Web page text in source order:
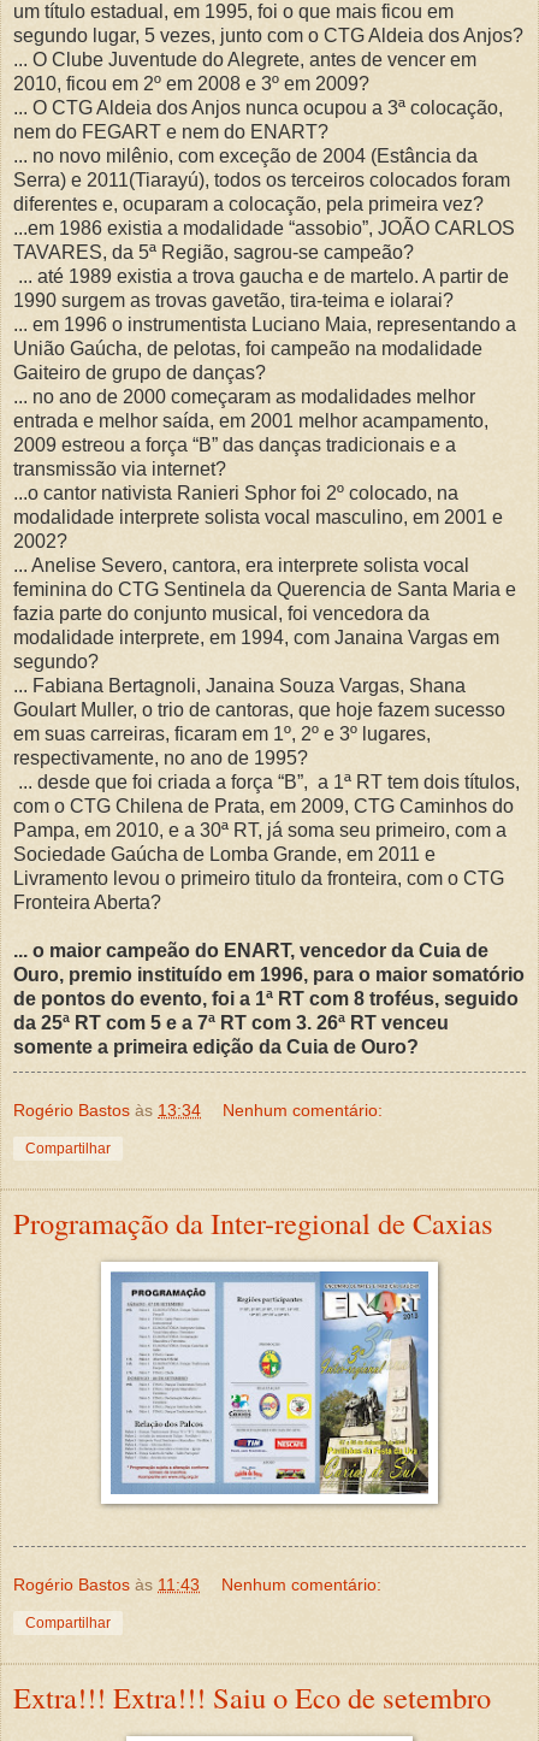
um título estadual, em 1995, foi o que mais ficou em
segundo lugar, 5 vezes, junto com o CTG Aldeia dos Anjos?
... O Clube Juventude do Alegrete, antes de vencer em
2010, ficou em 2º em 2008 e 3º em 2009?
... O CTG Aldeia dos Anjos nunca ocupou a 3ª colocação,
nem do FEGART e nem do ENART?
... no novo milênio, com exceção de 2004 (Estância da
Serra) e 2011(Tiarayú), todos os terceiros colocados foram
diferentes e, ocuparam a colocação, pela primeira vez?
...em 1986 existia a modalidade “assobio”, JOÃO CARLOS
TAVARES, da 5ª Região, sagrou-se campeão?
... até 1989 existia a trova gaucha e de martelo. A partir de
1990 surgem as trovas gavetão, tira-teima e iolarai?
... em 1996 o instrumentista Luciano Maia, representando a
União Gaúcha, de pelotas, foi campeão na modalidade
Gaiteiro de grupo de danças?
... no ano de 2000 começaram as modalidades melhor
entrada e melhor saída, em 2001 melhor acampamento,
2009 estreou a força “B” das danças tradicionais e a
transmissão via internet?
...o cantor nativista Ranieri Sphor foi 2º colocado, na
modalidade interprete solista vocal masculino, em 2001 e
2002?
... Anelise Severo, cantora, era interprete solista vocal
feminina do CTG Sentinela da Querencia de Santa Maria e
fazia parte do conjunto musical, foi vencedora da
modalidade interprete, em 1994, com Janaina Vargas em
segundo?
... Fabiana Bertagnoli, Janaina Souza Vargas, Shana
Goulart Muller, o trio de cantoras, que hoje fazem sucesso
em suas carreiras, ficaram em 1º, 2º e 3º lugares,
respectivamente, no ano de 1995?
... desde que foi criada a força “B”, a 1ª RT tem dois títulos,
com o CTG Chilena de Prata, em 2009, CTG Caminhos do
Pampa, em 2010, e a 30ª RT, já soma seu primeiro, com a
Sociedade Gaúcha de Lomba Grande, em 2011 e
Livramento levou o primeiro titulo da fronteira, com o CTG
Fronteira Aberta?
... o maior campeão do ENART, vencedor da Cuia de
Ouro, premio instituído em 1996, para o maior somatório
de pontos do evento, foi a 1ª RT com 8 troféus, seguido
da 25ª RT com 5 e a 7ª RT com 3. 26ª RT venceu
somente a primeira edição da Cuia de Ouro?
Rogério Bastos às 13:34 Nenhum comentário:
Compartilhar
Programação da Inter-regional de Caxias
Rogério Bastos às 11:43 Nenhum comentário:
Compartilhar
Extra!!! Extra!!! Saiu o Eco de setembro